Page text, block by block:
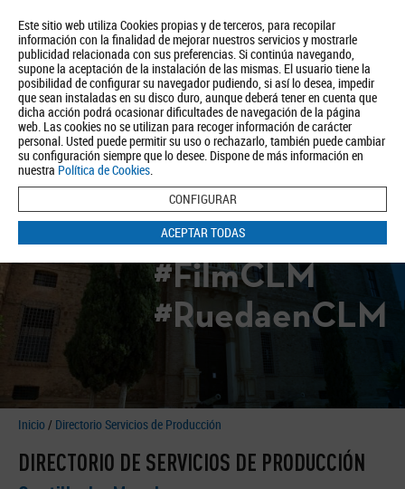
Este sitio web utiliza Cookies propias y de terceros, para recopilar
información con la finalidad de mejorar nuestros servicios y mostrarle
publicidad relacionada con sus preferencias. Si continúa navegando,
supone la aceptación de la instalación de las mismas. El usuario tiene la
posibilidad de configurar su navegador pudiendo, si así lo desea, impedir
que sean instaladas en su disco duro, aunque deberá tener en cuenta que
dicha acción podrá ocasionar dificultades de navegación de la página
web. Las cookies no se utilizan para recoger información de carácter
personal. Usted puede permitir su uso o rechazarlo, también puede cambiar
su configuración siempre que lo desee. Dispone de más información en
nuestra Política de Cookies.
CONFIGURAR
ACEPTAR TODAS
Quiénes somos Turismo Política de Privacidad Aviso Legal
Política de Cookies
BUSCAR
#FilmCLM
#RuedaenCLM
Inicio / Directorio Servicios de Producción
DIRECTORIO DE SERVICIOS DE PRODUCCIÓN